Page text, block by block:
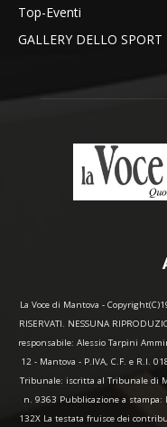
Top-Eventi
GALLERY DELLO SPORT
La Voce di Mantova -
RISERVATI. NESSUNA
responsabile: Alessio Tarpini
12 - Mantova - P.IVA, C.F. e R.I.
Tribunale: iscritta al Tribunale di
n. 9363 Pubblicazione a stampa:
132X La testata fruisce dei